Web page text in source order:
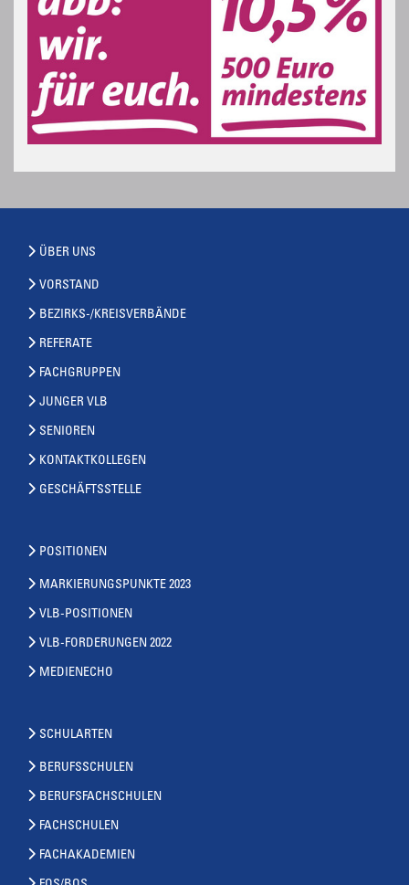
ÜBER UNS
VORSTAND
BEZIRKS-/KREISVERBÄNDE
REFERATE
FACHGRUPPEN
JUNGER VLB
SENIOREN
KONTAKTKOLLEGEN
GESCHÄFTSSTELLE
POSITIONEN
MARKIERUNGSPUNKTE 2023
VLB-POSITIONEN
VLB-FORDERUNGEN 2022
MEDIENECHO
SCHULARTEN
BERUFSSCHULEN
BERUFSFACHSCHULEN
FACHSCHULEN
FACHAKADEMIEN